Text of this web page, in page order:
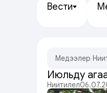
Вести
Медээлер
Июльдуң
Ниитилел